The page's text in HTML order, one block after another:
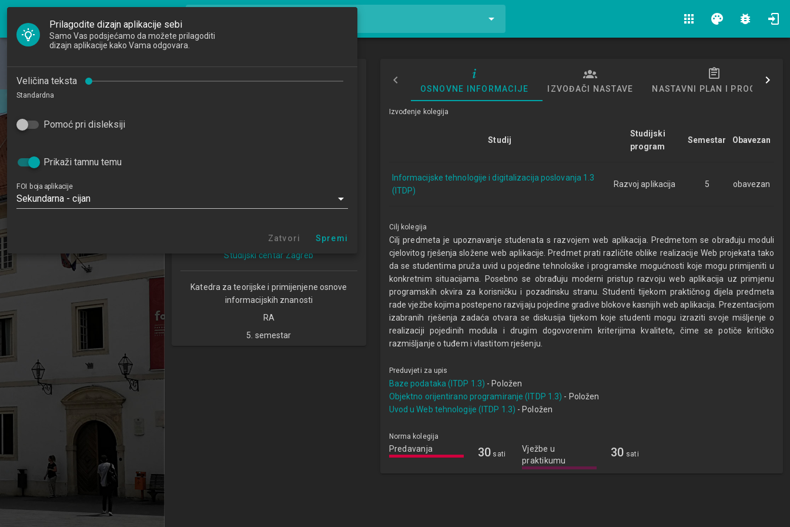
Djelatnici
Katedre
FOI Nastava apps palette bug_report
Razvoj Web aplikacija
Studijski centar Varaždin (ITDP 1.3)
Studijski centar Zabok
Studijski centar Zagreb
Katedra za teorijske i primijenjene osnove
informacijskih znanosti
RA
5. semestar
OSNOVNE INFORMACIJE IZVOĐAČI NASTAVE NASTAVNI PLAN I PROGRAM
Izvođenje kolegija
Studij
Studijski
program
Semestar Obavezan
Informacijske tehnologije i digitalizacija poslovanja 1.3
(ITDP)
Razvoj aplikacija 5 obavezan
Cilj kolegija
Cilj predmeta je upoznavanje studenata s razvojem web aplikacija. Predmetom se obrađuju moduli
cjelovitog rješenja složene web aplikacije. Predmet prati različite oblike realizacije Web projekata tako
da se studentima pruža uvid u pojedine tehnološke i programske mogućnosti koje mogu primijeniti u
konkretnim situacijama. Posebno se obrađuju moderni pristup razvoju web aplikacija uz primjenu
programskih okvira za korisničku i pozadinsku stranu. Studenti tijekom praktičnog dijela predmeta
rade vježbe kojima postepeno razvijaju pojedine gradive blokove kasnijih web aplikacija. Prezentacijom
izabranih rješenja zadaća otvara se diskusija tijekom koje studenti mogu izraziti svoje mišljenje o
realizaciji pojedinih modula i drugim dogovorenim kriterijima kvalitete, čime se potiče kritičko
razmišljanje o tuđem i vlastitom rješenju.
Preduvjeti za upis
Baze podataka (ITDP 1.3) - Položen
Objektno orijentirano programiranje (ITDP 1.3) - Položen
Uvod u Web tehnologije (ITDP 1.3) - Položen
Norma kolegija
Predavanja 30 sati
Vježbe u
praktikumu
30 sati
Prilagodite dizajn aplikacije sebi
Samo Vas podsjećamo da možete prilagoditi
dizajn aplikacije kako Vama odgovara.
Veličina teksta
Standardna
Pomoć pri disleksiji
Prikaži tamnu temu
FOI boja aplikacije
Sekundarna - cijan
Zatvori Spremi